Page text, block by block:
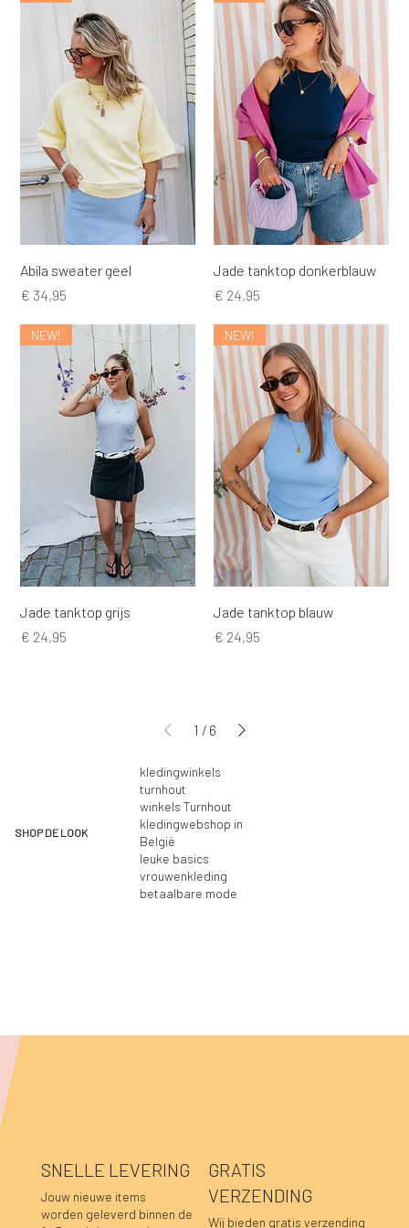
Abila sweater geel
Prijs
€ 34,95
Jade tanktop donkerblauw
Prijs
€ 24,95
NEW!
Jade tanktop grijs
Prijs
€ 24,95
NEW!
Jade tanktop blauw
Prijs
€ 24,95
1 / 6
SHOP DE LOOK
kledingwinkels
turnhout
winkels Turnhout
kledingwebshop in
België
leuke basics
vrouwenkleding
betaalbare mode
SNELLE LEVERING
Jouw nieuwe items
worden geleverd binnen de
GRATIS
VERZENDING
Wij bieden gratis verzending